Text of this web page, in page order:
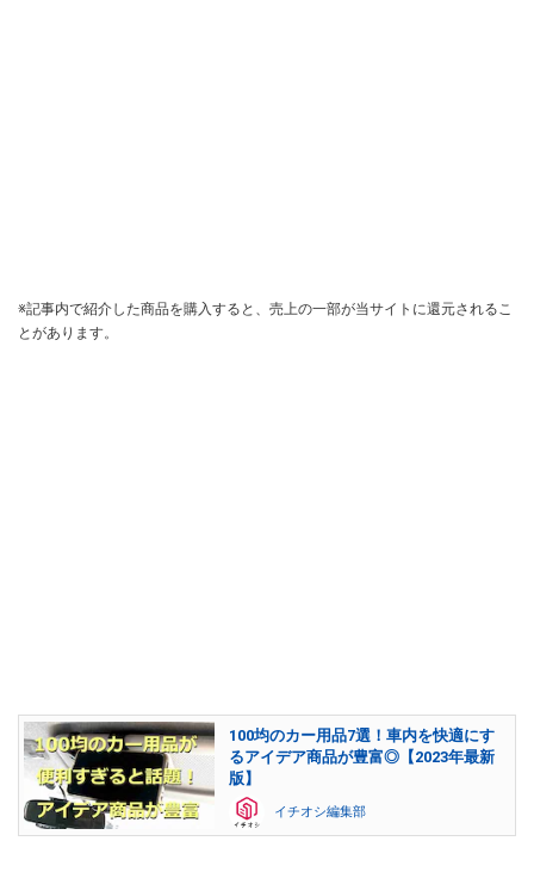
※記事内で紹介した商品を購入すると、売上の一部が当サイトに還元されるこ
とがあります。
100均のカー用品7選！車内を快適にす
るアイデア商品が豊富◎【2023年最新
版】
イチオシ編集部